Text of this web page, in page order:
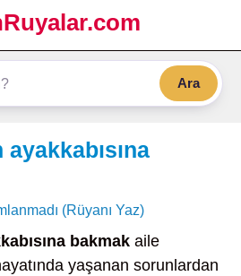
Ara
(Rüyanı Yaz)
bakmak aile
yaşanan sorunlardan